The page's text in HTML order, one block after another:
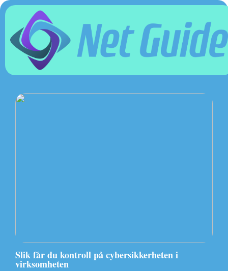
Slik får du kontroll på cybersikkerheten i
virksomheten